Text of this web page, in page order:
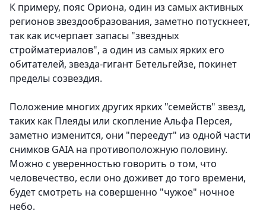
К примеру, пояс Ориона, один из самых активных
регионов звездообразования, заметно потускнеет,
так как исчерпает запасы "звездных
стройматериалов", а один из самых ярких его
обитателей, звезда-гигант Бетельгейзе, покинет
пределы созвездия.
Положение многих других ярких "семейств" звезд,
таких как Плеяды или скопление Альфа Персея,
заметно изменится, они "переедут" из одной части
снимков GAIA на противоположную половину.
Можно с уверенностью говорить о том, что
человечество, если оно доживет до того времени,
будет смотреть на совершенно "чужое" ночное
небо.